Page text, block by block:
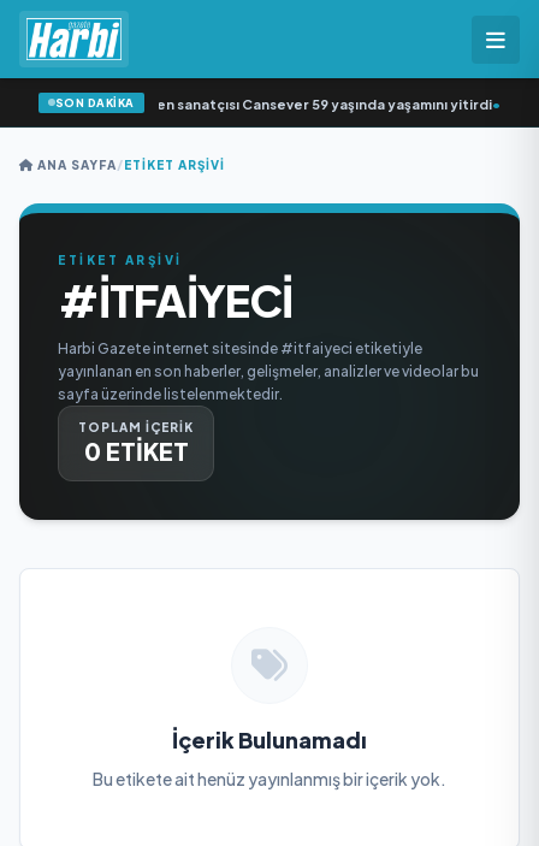
SON DAKİKA
Arabesk müziğin sevilen sanatçısı Cansever 59 yaşında yaşamını yitirdi•
ANA SAYFA/ETIKET ARŞIVI
ETİKET ARŞİVİ
#ITFAIYECI
Harbi Gazete internet sitesinde #itfaiyeci etiketiyle
yayınlanan en son haberler, gelişmeler, analizler ve videolar bu
sayfa üzerinde listelenmektedir.
TOPLAM İÇERİK
0 ETİKET
İçerik Bulunamadı
Bu etikete ait henüz yayınlanmış bir içerik yok.